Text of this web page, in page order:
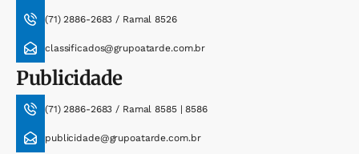
(71) 2886-2683 / Ramal 8526
classificados@grupoatarde.com.br
Publicidade
(71) 2886-2683 / Ramal 8585 | 8586
publicidade@grupoatarde.com.br